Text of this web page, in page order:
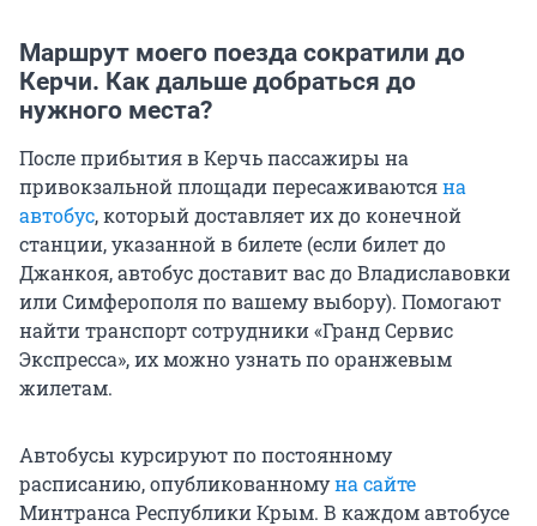
Маршрут моего поезда сократили до
Керчи. Как дальше добраться до
нужного места?
После прибытия в Керчь пассажиры на
привокзальной площади пересаживаютсяна
автобус, который доставляет их до конечной
станции, указанной в билете (если билет до
Джанкоя, автобус доставит вас до Владиславовки
или Симферополя по вашему выбору). Помогают
найти транспорт сотрудники «Гранд Сервис
Экспресса», их можно узнать по оранжевым
жилетам.
Автобусы курсируют по постоянному
расписанию, опубликованномуна сайте
Минтранса Республики Крым. В каждом автобусе